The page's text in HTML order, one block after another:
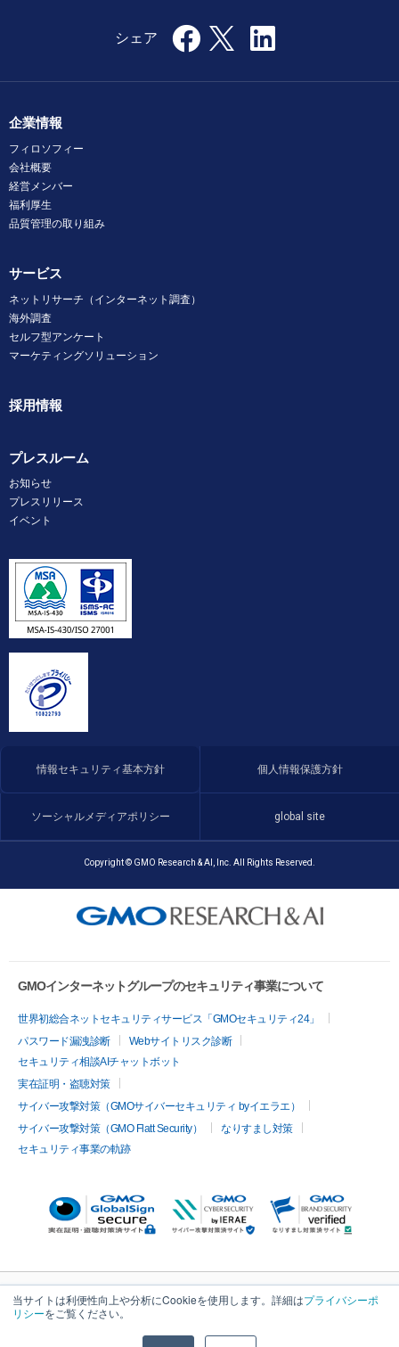
当サイトは利便性向上や分析にCookieを使用します。詳細はプライバシーポ
リシーをご覧ください。
企業情報
フィロソフィー
会社概要
経営メンバー
福利厚生
品質管理の取り組み
サービス
ネットリサーチ（インターネット調査）
海外調査
セルフ型アンケート
マーケティングソリューション
採用情報
プレスルーム
お知らせ
プレスリリース
イベント
情報セキュリティ基本方針 個人情報保護方針
ソーシャルメディアポリシー global site
Copyright © GMO Research & AI, Inc. All Rights Reserved.
GMOインターネットグループのセキュリティ事業について
世界初総合ネットセキュリティサービス「GMOセキュリティ24」
パスワード漏洩診断
Webサイトリスク診断
セキュリティ相談AIチャットボット
実在証明・盗聴対策
サイバー攻撃対策（GMOサイバーセキュリティ byイエラエ）
サイバー攻撃対策（GMO Flatt Security）
なりすまし対策
セキュリティ事業の軌跡